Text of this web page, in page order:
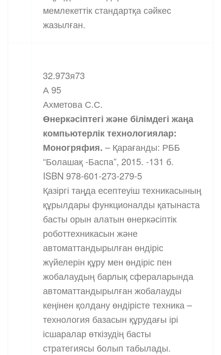
мемлекеттік стандартқа сәйкес
жазылған.
32.973я73
А 95
Ахметова С.С.
Өнеркәсіптегі және білімдегі жаңа
компьютерлік технологиялар:
Моногряфия. – Қарағанды: РББ
“Болашақ -Баспа”, 2015. -131 б.
ISBN 978-601-273-279-5
Қазіргі таңда есептеуіш техникасының
құрылдары функционалды қатынаста
басты орын алатын өнеркәсіптік
роботтехникасын және
автоматтандырылған өндіріс
жүйелерін құру мен өндіріс пен
жобалаудың барлық сфераларында
автоматтандырылған жобалауды
кеңінен қолдану өндірісте техника –
технология базасын құрудағы ірі
ісшаралар өткізудің басты
стратегиясы болып табылады.